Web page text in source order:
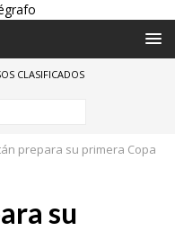
CLASIFICADOS
prepara su primera Copa
su